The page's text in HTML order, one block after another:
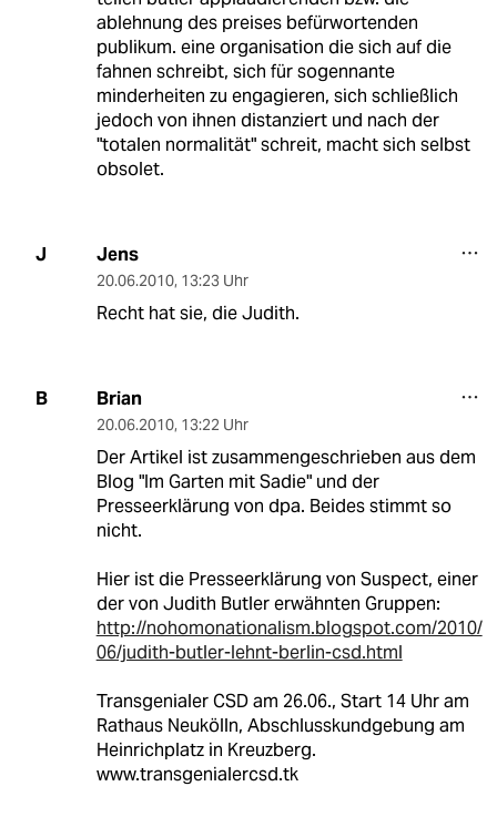
ablehnung des preises befürwortenden
publikum. eine organisation die sich auf die
fahnen schreibt, sich für sogennante
minderheiten zu engagieren, sich schließlich
jedoch von ihnen distanziert und nach der
"totalen normalität" schreit, macht sich selbst
obsolet.
J Jens
20.06.2010, 13:23 Uhr
Recht hat sie, die Judith.
B Brian
20.06.2010, 13:22 Uhr
Der Artikel ist zusammengeschrieben aus dem
Blog "Im Garten mit Sadie" und der
Presseerklärung von dpa. Beides stimmt so
nicht.
Hier ist die Presseerklärung von Suspect, einer
der von Judith Butler erwähnten Gruppen:
http://nohomonationalism.blogspot.com/2010/
06/judith-butler-lehnt-berlin-csd.html
Transgenialer CSD am 26.06., Start 14 Uhr am
Rathaus Neukölln, Abschlusskundgebung am
Heinrichplatz in Kreuzberg.
www.transgenialercsd.tk